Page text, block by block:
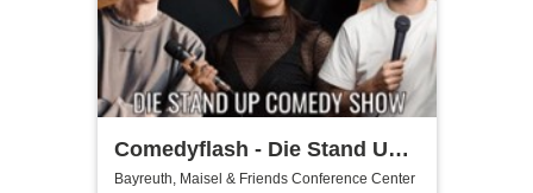
Comedyflash - Die Stand Up
Comedy Show
Bayreuth, Maisel & Friends Conference Center